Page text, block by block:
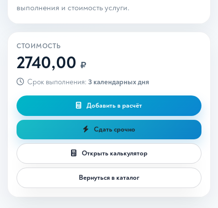
выполнения и стоимость услуги.
СТОИМОСТЬ
2740,00 ₽
Срок выполнения: 3 календарных дня
Добавить в расчёт
Сдать срочно
Открыть калькулятор
Вернуться в каталог